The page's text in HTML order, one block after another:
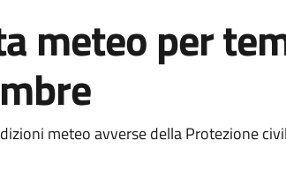
meteo per
della notizia
meteo avverse della Protezione